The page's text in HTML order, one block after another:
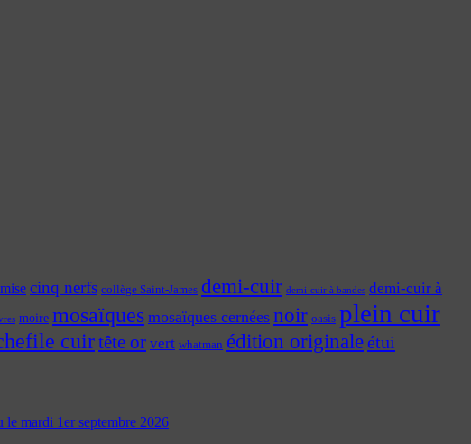
cinq nerfs collège Saint-James demi-cuir demi-cuir à bandes demi-cuir à
moire mosaïques mosaïques cernées noir oasis plein cuir
cuirtête or vert whatman édition originaleétui
le mardi 1er septembre 2026